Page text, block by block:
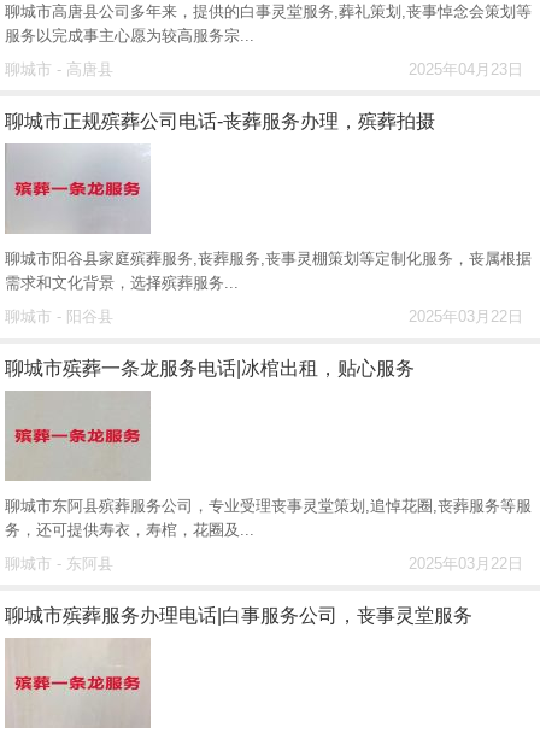
聊城市高唐县公司多年来，提供的白事灵堂服务,葬礼策划,丧事悼念会策划等
服务以完成事主心愿为较高服务宗...
2025年04月23日
聊城市 - 高唐县
聊城市正规殡葬公司电话-丧葬服务办理，殡葬拍摄
聊城市阳谷县家庭殡葬服务,丧葬服务,丧事灵棚策划等定制化服务，丧属根据
需求和文化背景，‌选择殡葬服务...
2025年03月22日
聊城市 - 阳谷县
聊城市殡葬一条龙服务电话|冰棺出租，贴心服务
聊城市东阿县殡葬服务公司，专业受理丧事灵堂策划,追悼花圈,丧葬服务等服
务，还可提供寿衣，寿棺，花圈及...
2025年03月22日
聊城市 - 东阿县
聊城市殡葬服务办理电话|白事服务公司，丧事灵堂服务